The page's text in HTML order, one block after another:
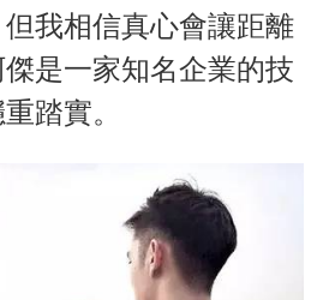
但我相信真心會讓距離
是一家知名企業的技
踏實。